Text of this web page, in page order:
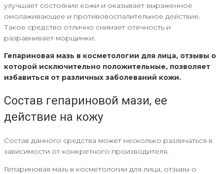
улучшает состояние кожи и оказывает выраженное
омолаживающее и противовоспалительное действие.
Такое средство отлично снимает отечность и
разравнивает морщинки.
Гепариновая мазь в косметологии для лица, отзывы о
которой исключительно положительные, позволяет
избавиться от различных заболеваний кожи.
Состав гепариновой мази, ее
действие на кожу
Состав данного средства может несколько различаться в
зависимости от конкретного производителя.
Гепариновая мазь в косметологии для лица, отзывы о